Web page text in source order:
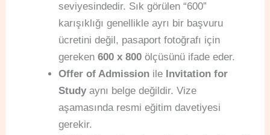
seviyesindedir. Sık görülen “600”
karışıklığı genellikle ayrı bir başvuru
ücretini değil, pasaport fotoğrafı için
gereken600 x 800 ölçüsünü ifade eder.
Offer of Admission ile Invitation for
Study aynı belge değildir. Vize
aşamasında resmi eğitim davetiyesi
gerekir.